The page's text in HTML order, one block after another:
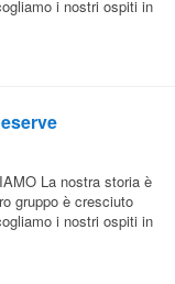
i nostri ospiti in
La nostra storia è
gruppo è cresciuto
i nostri ospiti in